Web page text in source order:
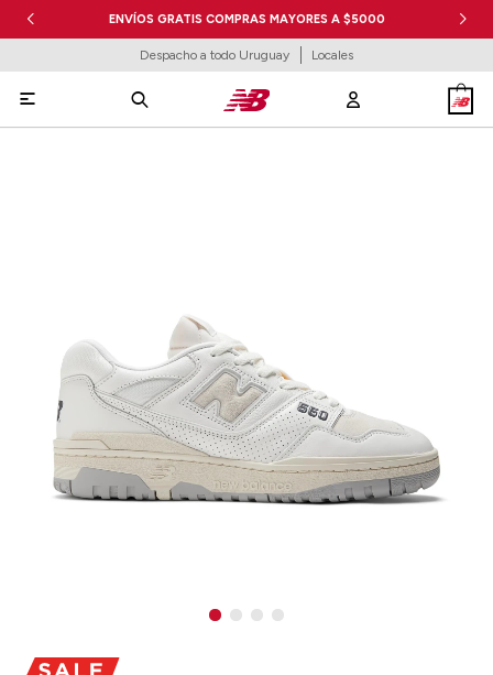
ENVÍOS GRATIS COMPRAS MAYORES A $5000
Despacho a todo Uruguay Locales
